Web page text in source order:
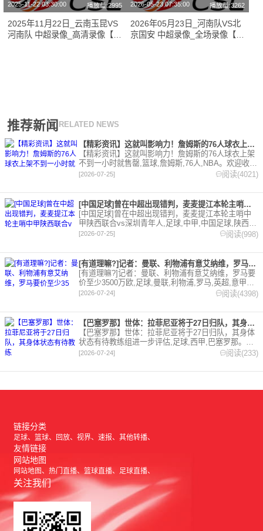
2025-11-22 03:30:00 播放量:2995
2025年11月22日_云南玉昆VS
河南队 中超录像_高清录像【全
2026-05-23 07:35:00 播放量:3262
2026年05月23日_河南队VS北
京国安 中超录像_全场录像【全
推荐新闻 RELATED NEWS
【精彩资讯】这就叫影响力！詹姆斯的76人球衣上架不到一小时就
【精彩资讯】这就叫影响力！詹姆斯的76人球衣上架
不到一小时就售罄,篮球,詹姆斯,76人,NBA。欢迎收藏
本站，24小时为你更新最新的足球，篮球体育资讯。
[2026-07-25] 阅读(4021)
[中国足球]曾在中超出现错判，麦麦提江本轮主哨中甲陕西联合v
[中国足球]曾在中超出现错判，麦麦提江本轮主哨中
甲陕西联合vs深圳青年人,足球,中甲,中国足球,陕西联
合,深圳青年人,中超。欢迎收藏本站，24小时为你更
[2026-07-25] 阅读(998)
[有道理嘛?]记者：曼联、利物浦有意艾纳维，罗马要价至少35
[有道理嘛?]记者：曼联、利物浦有意艾纳维，罗马要
价至少3500万欧,足球,曼联,利物浦,罗马,英超,意甲。
欢迎收藏本站，24小时为你更新最新的足球，篮球体
[2026-07-24] 阅读(4398)
【巴塞罗那】世体：拉菲尼亚将于27日归队，其身体状态有待教练
【巴塞罗那】世体：拉菲尼亚将于27日归队，其身体
状态有待教练组进一步评估,足球,西甲,巴塞罗那。欢
迎收藏本站，24小时为你更新最新的足球，篮球体育
[2026-07-24] 阅读(233)
链接分类
足球 篮球 回放 视界 速报 其他转播
友情链接
网站地图
网站地图 热门直播 篮球直播 足球直播
关注我们